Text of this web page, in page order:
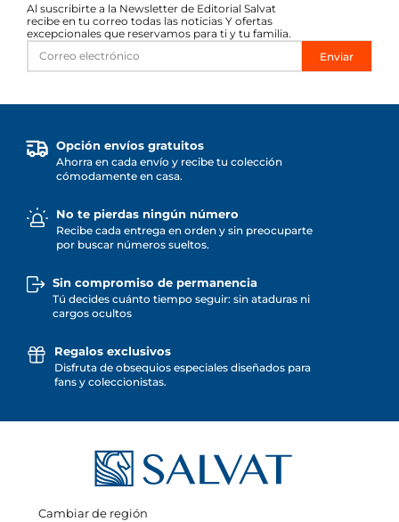
Al suscribirte a la Newsletter de Editorial Salvat
recibe en tu correo todas las noticias Y ofertas
excepcionales que reservamos para ti y tu familia.
Enviar
Opción envíos gratuitos
Ahorra en cada envío y recibe tu colección
cómodamente en casa.
No te pierdas ningún número
Recibe cada entrega en orden y sin preocuparte
por buscar números sueltos.
Sin compromiso de permanencia
Tú decides cuánto tiempo seguir: sin ataduras ni
cargos ocultos
Regalos exclusivos
Disfruta de obsequios especiales diseñados para
fans y coleccionistas.
Cambiar de región